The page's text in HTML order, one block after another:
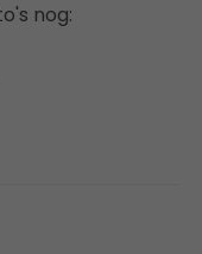
nog: